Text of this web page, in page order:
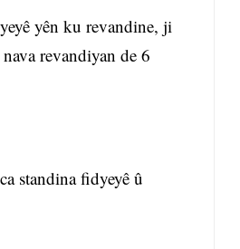
yên ku revandine, ji
revandiyan de 6
standina fidyeyê û